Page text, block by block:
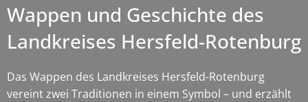
Wappen und Geschichte des
Landkreises Hersfeld-Rotenburg
Das Wappen des Landkreises Hersfeld-Rotenburg
vereint zwei Traditionen in einem Symbol – und erzählt